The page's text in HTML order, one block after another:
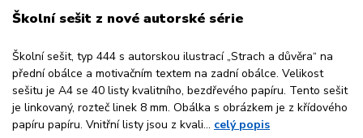
Školní sešit z nové autorské série
Školní sešit, typ 444 s autorskou ilustrací „Strach a důvěra“ na
přední obálce a motivačním textem na zadní obálce. Velikost
sešitu je A4 se 40 listy kvalitního, bezdřevého papíru. Tento sešit
je linkovaný, rozteč linek 8 mm. Obálka s obrázkem je z křídového
papíru papíru. Vnitřní listy jsou z kvali... celý popis